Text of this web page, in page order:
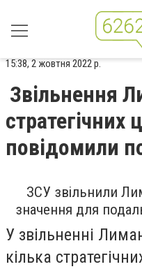
15:38, 2 жовтня 2022 р.
Звільнення
стратегічних
повідомили
ЗСУ звільнили
значення для
У звільненні
кілька